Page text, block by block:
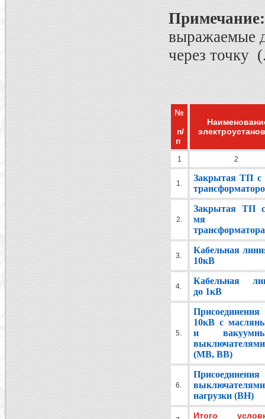
Примечание:
выражаемые
через точку
№
п/
п
1 2
1.
Закрытая ТП с
2.
Закрытая ТП
мя
3.
Кабельная
10кВ
4.
Кабельная
до 1кВ
5.
10кВ с
и
выключателями
(МВ, ВВ)
6.
выключателями
нагрузки (ВН)
Итого